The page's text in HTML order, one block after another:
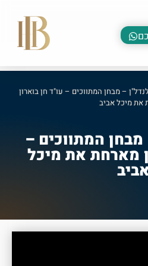
– מבחן המתווכים – עו"ד חן בוארון
את מיכל אביב
מבחן המתווכים –
מארחת את מיכל